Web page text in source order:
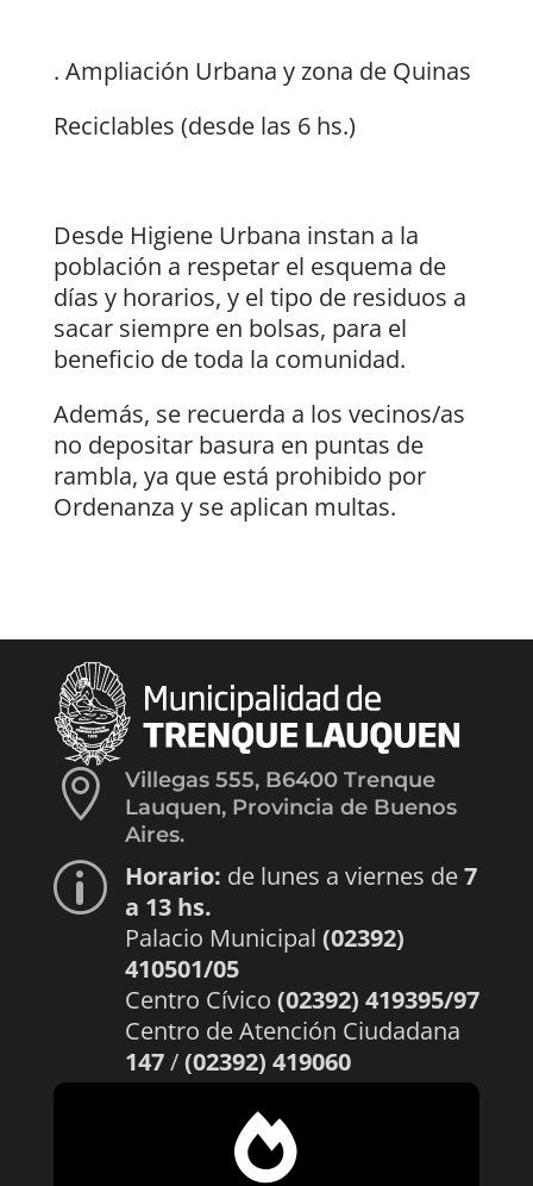
. Ampliación Urbana y zona de Quinas
Reciclables (desde las 6 hs.)
Desde Higiene Urbana instan a la
población a respetar el esquema de
días y horarios, y el tipo de residuos a
sacar siempre en bolsas, para el
beneficio de toda la comunidad.
Además, se recuerda a los vecinos/as
no depositar basura en puntas de
rambla, ya que está prohibido por
Ordenanza y se aplican multas.

Villegas 555, B6400 Trenque
Lauquen, Provincia de Buenos
Aires.
p Horario: de lunes a viernes de7
a 13 hs.
Palacio Municipal (02392)
410501/05
Centro Cívico (02392) 419395/97
Centro de Atención Ciudadana
147/(02392) 419060
